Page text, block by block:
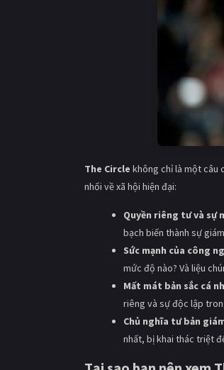
The Circle không chỉ là một câu
nhối về xã hội hiện đại:
Quyền riêng tư và sự
bạch biến thành sự
Sức mạnh của công
mức độ nào? Và liệu
Mất mát bản sắc cá
riêng và sự độc lập
Chủ nghĩa tư bản
nhất, bị khai thác triệt